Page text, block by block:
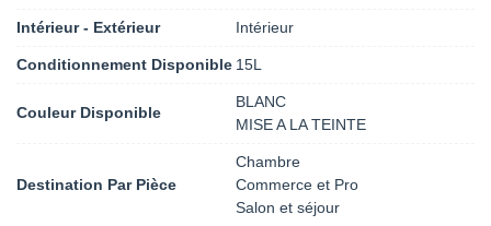
Intérieur - Extérieur Intérieur
Conditionnement Disponible 15L
Couleur Disponible
BLANC
MISE A LA TEINTE
Destination Par Pièce
Chambre
Commerce et Pro
Salon et séjour